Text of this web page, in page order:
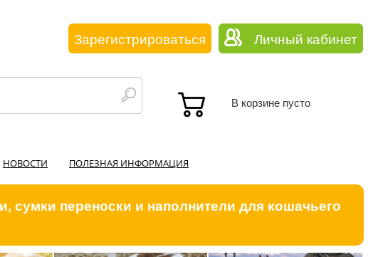
Зарегистрироваться Личный кабинет
В корзине пусто
НОВОСТИ ПОЛЕЗНАЯ ИНФОРМАЦИЯ
переноски и наполнители для кошачьего